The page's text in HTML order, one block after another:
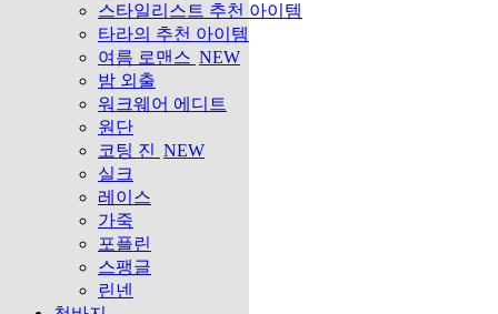
스타일리스트 추천 아이템
타라의 추천 아이템
여름 로맨스 NEW
밤 외출
워크웨어 에디트
원단
코팅 진 NEW
실크
레이스
가죽
포플린
스팽글
린넨